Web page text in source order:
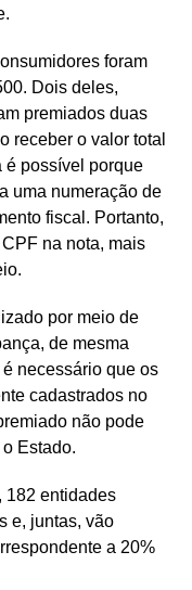
foram
Dois deles,
premiados duas
receber o valor total
é possível porque
uma numeração de
fiscal. Portanto,
na nota, mais
por meio de
de mesma
necessário que os
cadastrados no
não pode
Estado.
182 entidades
e, juntas, vão
a 20%